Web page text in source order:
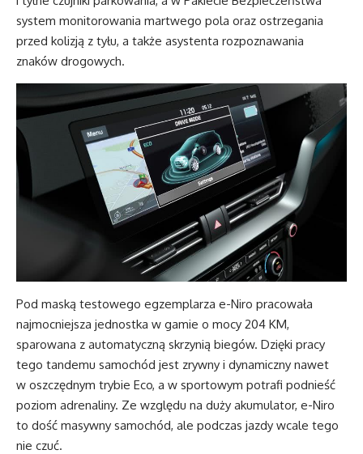
system monitorowania martwego pola oraz ostrzegania
przed kolizją z tyłu, a także asystenta rozpoznawania
znaków drogowych.
Pod maską testowego egzemplarza e-Niro pracowała
najmocniejsza jednostka w gamie o mocy 204 KM,
sparowana z automatyczną skrzynią biegów. Dzięki pracy
tego tandemu samochód jest zrywny i dynamiczny nawet
w oszczędnym trybie Eco, a w sportowym potrafi podnieść
poziom adrenaliny. Ze względu na duży akumulator, e-Niro
to dość masywny samochód, ale podczas jazdy wcale tego
nie czuć.